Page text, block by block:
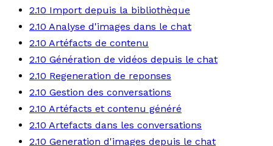
2.10 Import depuis la bibliothèque
2.10 Analyse d'images dans le chat
2.10 Artéfacts de contenu
2.10 Génération de vidéos depuis le chat
2.10 Regeneration de reponses
2.10 Gestion des conversations
2.10 Artéfacts et contenu généré
2.10 Artefacts dans les conversations
2.10 Generation d'images depuis le chat